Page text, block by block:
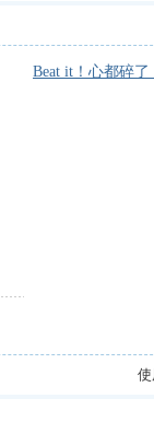
Beat it！心都碎